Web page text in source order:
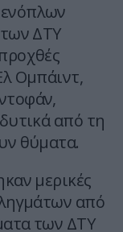
ΔΤΥ
Ομπάιντ,
από τη
θύματα.
μερικές
από
των ΔΤΥ